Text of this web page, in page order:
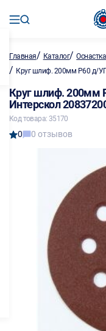
Главная/ Каталог/Оснастка
/ Круг шлиф. 200мм P60 д/
Круг шлиф. 200мм
Интерскол
Код товара: 35170
0 0 отзывов